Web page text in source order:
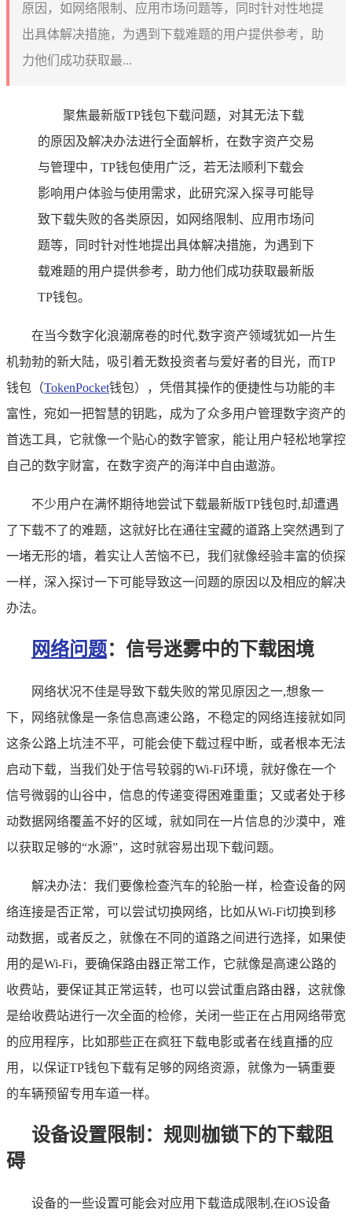
原因，如网络限制、应用市场问题等，同时针对性地提
出具体解决措施，为遇到下载难题的用户提供参考，助
力他们成功获取最...
聚焦最新版TP钱包下载问题，对其无法下载
的原因及解决办法进行全面解析，在数字资产交易
与管理中，TP钱包使用广泛，若无法顺利下载会
影响用户体验与使用需求，此研究深入探寻可能导
致下载失败的各类原因，如网络限制、应用市场问
题等，同时针对性地提出具体解决措施，为遇到下
载难题的用户提供参考，助力他们成功获取最新版
TP钱包。
在当今数字化浪潮席卷的时代,数字资产领域犹如一片生
机勃勃的新大陆，吸引着无数投资者与爱好者的目光，而TP
钱包（TokenPocket钱包），凭借其操作的便捷性与功能的丰
富性，宛如一把智慧的钥匙，成为了众多用户管理数字资产的
首选工具，它就像一个贴心的数字管家，能让用户轻松地掌控
自己的数字财富，在数字资产的海洋中自由遨游。
不少用户在满怀期待地尝试下载最新版TP钱包时,却遭遇
了下载不了的难题，这就好比在通往宝藏的道路上突然遇到了
一堵无形的墙，着实让人苦恼不已，我们就像经验丰富的侦探
一样，深入探讨一下可能导致这一问题的原因以及相应的解决
办法。
网络问题：信号迷雾中的下载困境
网络状况不佳是导致下载失败的常见原因之一,想象一
下，网络就像是一条信息高速公路，不稳定的网络连接就如同
这条公路上坑洼不平，可能会使下载过程中断，或者根本无法
启动下载，当我们处于信号较弱的Wi-Fi环境，就好像在一个
信号微弱的山谷中，信息的传递变得困难重重；又或者处于移
动数据网络覆盖不好的区域，就如同在一片信息的沙漠中，难
以获取足够的“水源”，这时就容易出现下载问题。
解决办法：我们要像检查汽车的轮胎一样，检查设备的网
络连接是否正常，可以尝试切换网络，比如从Wi-Fi切换到移
动数据，或者反之，就像在不同的道路之间进行选择，如果使
用的是Wi-Fi，要确保路由器正常工作，它就像是高速公路的
收费站，要保证其正常运转，也可以尝试重启路由器，这就像
是给收费站进行一次全面的检修，关闭一些正在占用网络带宽
的应用程序，比如那些正在疯狂下载电影或者在线直播的应
用，以保证TP钱包下载有足够的网络资源，就像为一辆重要
的车辆预留专用车道一样。
设备设置限制：规则枷锁下的下载阻
碍
设备的一些设置可能会对应用下载造成限制,在iOS设备